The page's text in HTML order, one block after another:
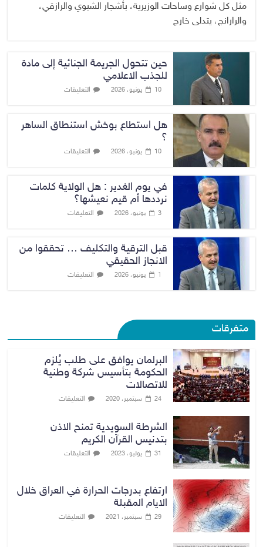
مثل كل شوارع وساحات الوزيرية، بأشجار الشبوي والرازقي،
والرارانج، يتدلى خارج
حين تتحول الجريمة الجنائية إلى مادة
للجذب الاعلامي
10 يونيو، 2026 التعليقات
هل استطاع بوخش استنطاق الساهر
؟
10 يونيو، 2026 التعليقات
في يوم الغدير : هل الولاية كلمات
نرددها أم قيم نعيشها؟
3 يونيو، 2026 التعليقات
قبل الترقية والتكليف … تحققوا من
الانجاز الحقيقي
1 يونيو، 2026 التعليقات
متفرقات
البرلمان يوافق على طلب يُلزم
الحكومة بتأسيس شركة وطنية
للاتصالات
24 سبتمبر، 2020 التعليقات
الشرطة السويدية تمنح الاذن
بتدنيس القرآن الكريم
31 يوليو، 2023 التعليقات
ارتفاع بدرجات الحرارة في العراق خلال
الايام المقبلة
29 سبتمبر، 2021 التعليقات